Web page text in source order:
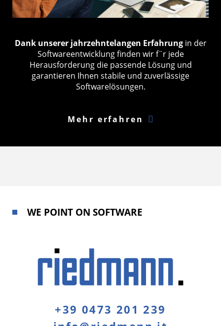
Dank unserer jahrzehntelangen Erfahrungin der
Softwareentwicklung finden wir f¨r jede
Herausforderung die passende Lösung und
garantieren Ihnen stabile und zuverlässige
Softwarelösungen.
Mehr erfahren
WE POINT ON SOFTWARE
+39 0473 201 239